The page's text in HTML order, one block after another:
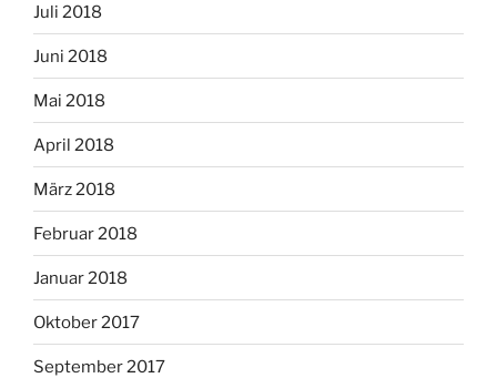
Juli 2018
Juni 2018
Mai 2018
April 2018
März 2018
Februar 2018
Januar 2018
Oktober 2017
September 2017